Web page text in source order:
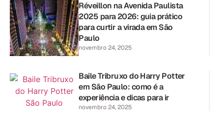
Réveillon na Avenida Paulista
2025 para 2026: guia prático
para curtir a virada em São
Paulo
novembro 24, 2025
Baile Tribruxo do Harry Potter
em São Paulo: como é a
experiência e dicas para ir
novembro 24, 2025